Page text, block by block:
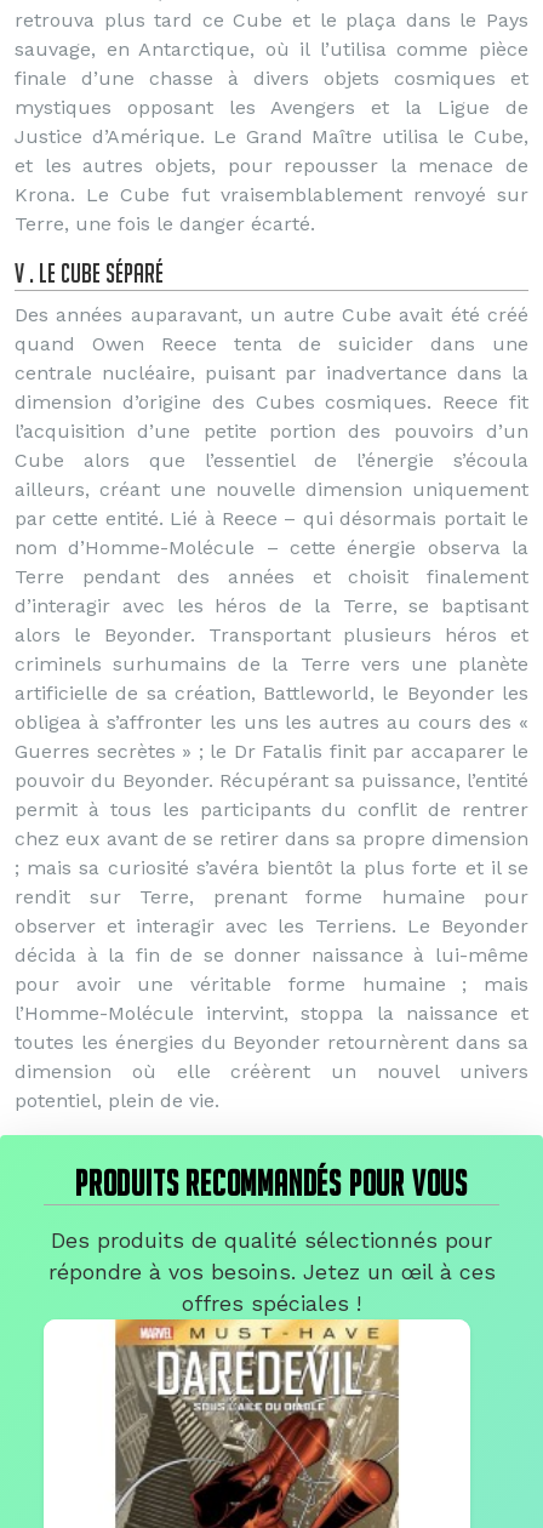
retrouva plus tard ce Cube et le plaça dans le Pays
sauvage, en Antarctique, où il l’utilisa comme pièce
finale d’une chasse à divers objets cosmiques et
mystiques opposant les Avengers et la Ligue de
Justice d’Amérique. Le Grand Maître utilisa le Cube,
et les autres objets, pour repousser la menace de
Krona. Le Cube fut vraisemblablement renvoyé sur
Terre, une fois le danger écarté.
V . Le Cube séparé
Des années auparavant, un autre Cube avait été créé
quand Owen Reece tenta de suicider dans une
centrale nucléaire, puisant par inadvertance dans la
dimension d’origine des Cubes cosmiques. Reece fit
l’acquisition d’une petite portion des pouvoirs d’un
Cube alors que l’essentiel de l’énergie s’écoula
ailleurs, créant une nouvelle dimension uniquement
par cette entité. Lié à Reece – qui désormais portait le
nom d’Homme-Molécule – cette énergie observa la
Terre pendant des années et choisit finalement
d’interagir avec les héros de la Terre, se baptisant
alors le Beyonder. Transportant plusieurs héros et
criminels surhumains de la Terre vers une planète
artificielle de sa création, Battleworld, le Beyonder les
obligea à s’affronter les uns les autres au cours des «
Guerres secrètes » ; le Dr Fatalis finit par accaparer le
pouvoir du Beyonder. Récupérant sa puissance, l’entité
permit à tous les participants du conflit de rentrer
chez eux avant de se retirer dans sa propre dimension
; mais sa curiosité s’avéra bientôt la plus forte et il se
rendit sur Terre, prenant forme humaine pour
observer et interagir avec les Terriens. Le Beyonder
décida à la fin de se donner naissance à lui-même
pour avoir une véritable forme humaine ; mais
l’Homme-Molécule intervint, stoppa la naissance et
toutes les énergies du Beyonder retournèrent dans sa
dimension où elle créèrent un nouvel univers
potentiel, plein de vie.
PRODUITS RECOMMANDÉS POUR VOUS
Des produits de qualité sélectionnés pour
répondre à vos besoins. Jetez un œil à ces
offres spéciales !